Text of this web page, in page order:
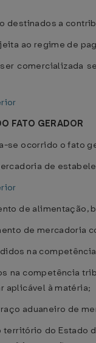
destinados a
ao regime de
comercializada
FATO GERADOR
se ocorrido o fato
de
de alimentação,
de mercadoria
na
na competência
aplicável à matéria;
aduaneiro de
território do Estado